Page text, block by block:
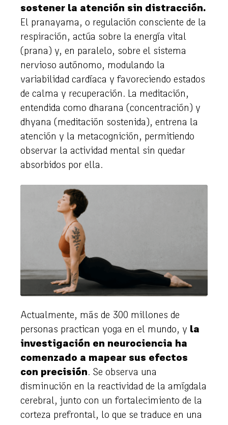
sostener la atención sin distracción.
El pranayama, o regulación consciente de la
respiración, actúa sobre la energía vital
(prana) y, en paralelo, sobre el sistema
nervioso autónomo, modulando la
variabilidad cardíaca y favoreciendo estados
de calma y recuperación. La meditación,
entendida como dharana (concentración) y
dhyana (meditación sostenida), entrena la
atención y la metacognición, permitiendo
observar la actividad mental sin quedar
absorbidos por ella.
Actualmente, más de 300 millones de
personas practican yoga en el mundo, y la
investigación en neurociencia ha
comenzado a mapear sus efectos
con precisión. Se observa una
disminución en la reactividad de la amígdala
cerebral, junto con un fortalecimiento de la
corteza prefrontal, lo que se traduce en una